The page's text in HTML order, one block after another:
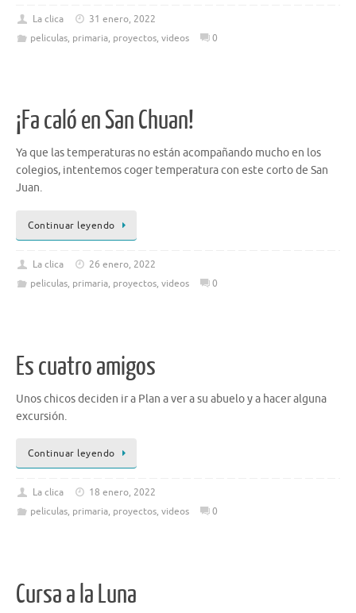
La clica
31 enero, 2022
peliculas, primaria, proyectos, videos 0
¡Fa caló en San Chuan!
Ya que las temperaturas no están acompañando mucho en los
colegios, intentemos coger temperatura con este corto de San
Juan.
Continuar leyendo
La clica
26 enero, 2022
peliculas, primaria, proyectos, videos 0
Es cuatro amigos
Unos chicos deciden ir a Plan a ver a su abuelo y a hacer alguna
excursión.
Continuar leyendo
La clica
18 enero, 2022
peliculas, primaria, proyectos, videos 0
Cursa a la Luna